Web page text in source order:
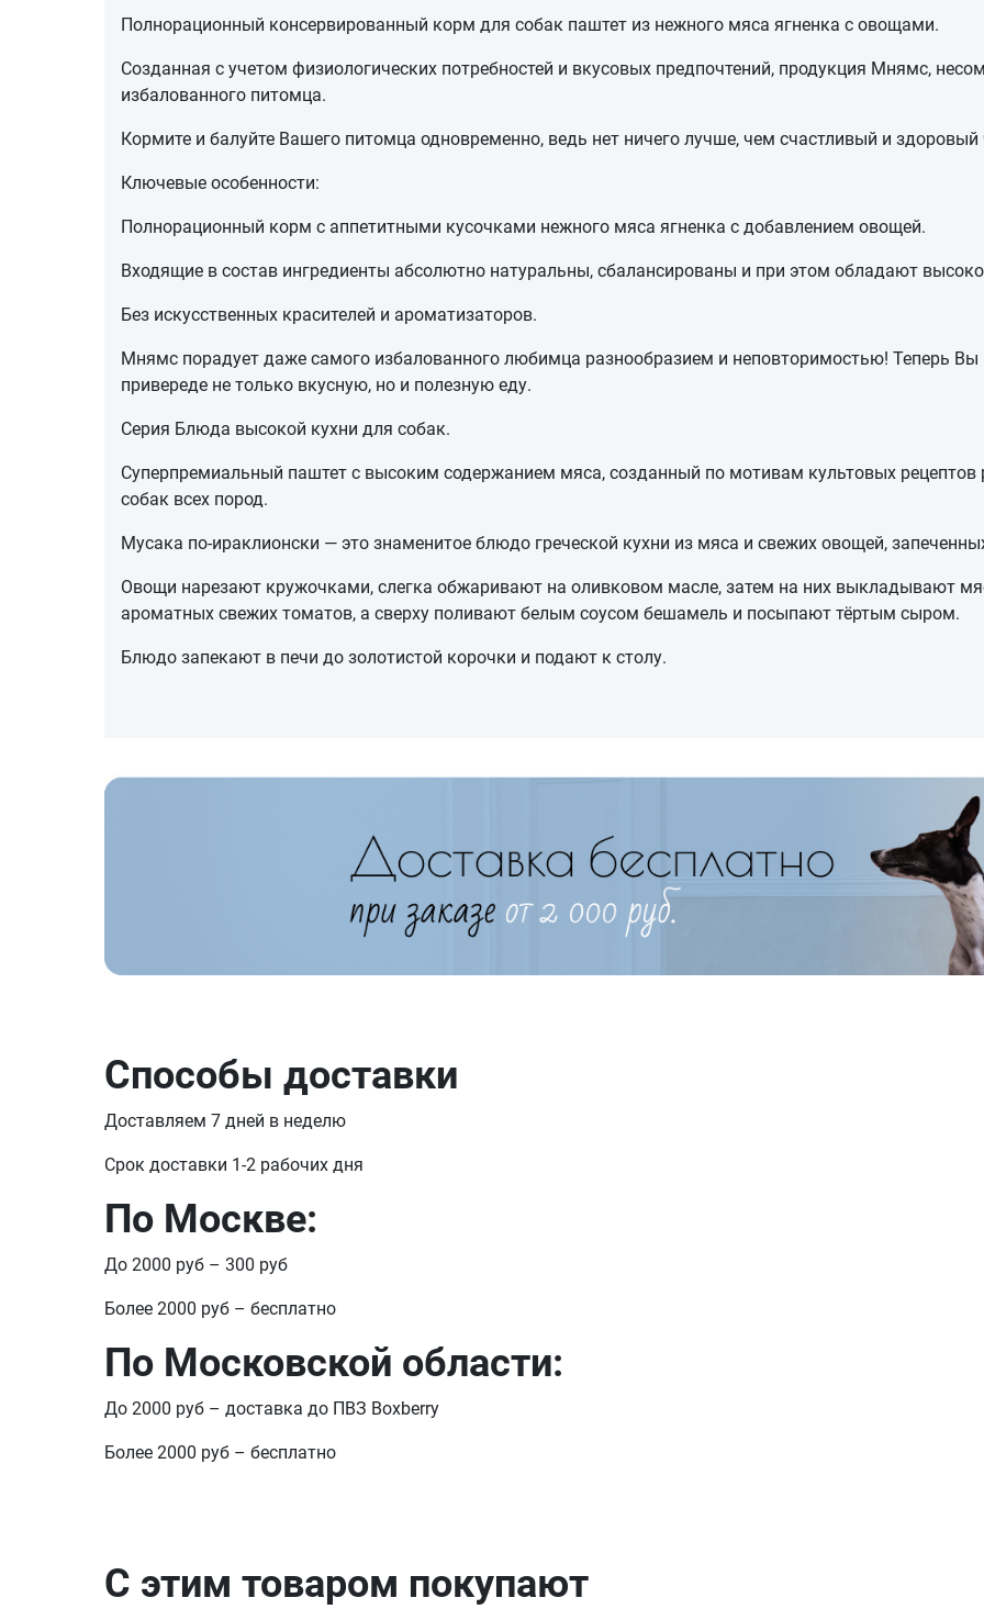
Полнорационный консервированный корм для собак паштет из нежного мяса ягненка с овощами.
Созданная с учетом физиологических потребностей и вкусовых предпочтений, продукция Мнямс,
избалованного питомца.
Кормите и балуйте Вашего питомца одновременно, ведь нет ничего лучше, чем счастливый и здоровый
Ключевые особенности:
Полнорационный корм с аппетитными кусочками нежного мяса ягненка с добавлением овощей.
Входящие в состав ингредиенты абсолютно натуральны, сбалансированы и при этом обладают
Без искусственных красителей и ароматизаторов.
Мнямс порадует даже самого избалованного любимца разнообразием и неповторимостью! Теперь
привереде не только вкусную, но и полезную еду.
Серия Блюда высокой кухни для собак.
Суперпремиальный паштет с высоким содержанием мяса, созданный по мотивам культовых рецептов
собак всех пород.
Мусака по-ираклионски — это знаменитое блюдо греческой кухни из мяса и свежих овощей,
Овощи нарезают кружочками, слегка обжаривают на оливковом масле, затем на них выкладывают
ароматных свежих томатов, а сверху поливают белым соусом бешамель и посыпают тёртым сыром.
Блюдо запекают в печи до золотистой корочки и подают к столу.
Способы доставки
Доставляем 7 дней в неделю
Срок доставки 1-2 рабочих дня
По Москве:
До 2000 руб – 300 руб
Более 2000 руб – бесплатно
По Московской области:
До 2000 руб – доставка до ПВЗ Boxberry
Более 2000 руб – бесплатно
С этим товаром покупают